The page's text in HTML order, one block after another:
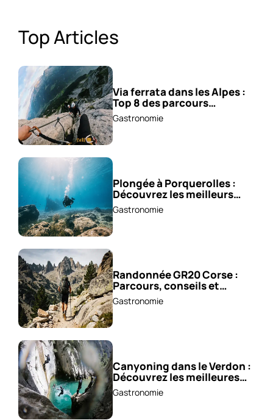
Top Articles
Via ferrata dans les Alpes :
Top 8 des parcours
sensationnels !
Gastronomie
Plongée à Porquerolles :
Découvrez les meilleurs
spots !
Gastronomie
Randonnée GR20 Corse :
Parcours, conseils et
astuces !
Gastronomie
Canyoning dans le Verdon :
Découvrez les meilleures
excursions !
Gastronomie